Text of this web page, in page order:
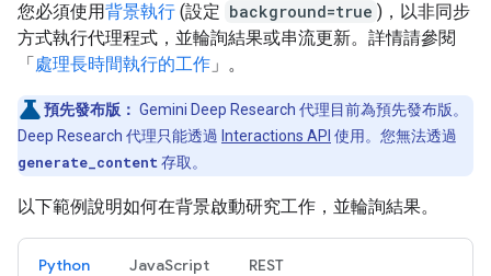
您必須使用背景執行 (設定 background=true )，以非同步
方式執行代理程式，並輪詢結果或串流更新。詳情請參閱
「處理長時間執行的工作 」。
預先發布版： Gemini Deep Research 代理目前為預先發布版。
Deep Research 代理只能透過 Interactions API 使用。您無法透過
generate_content 存取。
以下範例說明如何在背景啟動研究工作，並輪詢結果。
Python JavaScript REST